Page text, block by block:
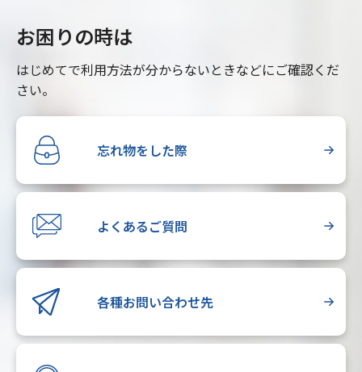
お困りの時は
はじめてで利用方法が分からないときなどにご確認くだ
さい。
忘れ物をした際
よくあるご質問
各種お問い合わせ先